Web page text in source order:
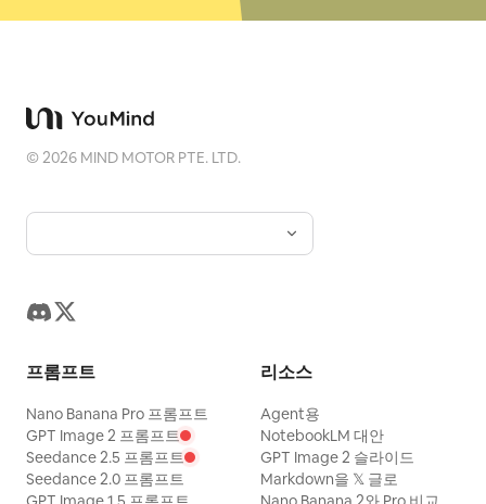
©2026 MIND MOTOR PTE. LTD.
프롬프트
Nano Banana Pro 프롬프트
GPT Image 2 프롬프트
Seedance 2.5 프롬프트
Seedance 2.0 프롬프트
리소스
Agent용
NotebookLM 대안
GPT Image 2 슬라이드
Markdown을 𝕏 글로